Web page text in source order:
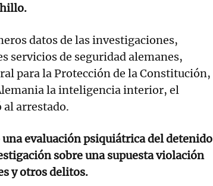
datos de las investigaciones,
servicios de seguridad alemanes,
para la Protección de la Constitución,
la inteligencia interior, el
arrestado.
evaluación psiquiátrica del detenido
sobre una supuesta violación
y otros delitos.